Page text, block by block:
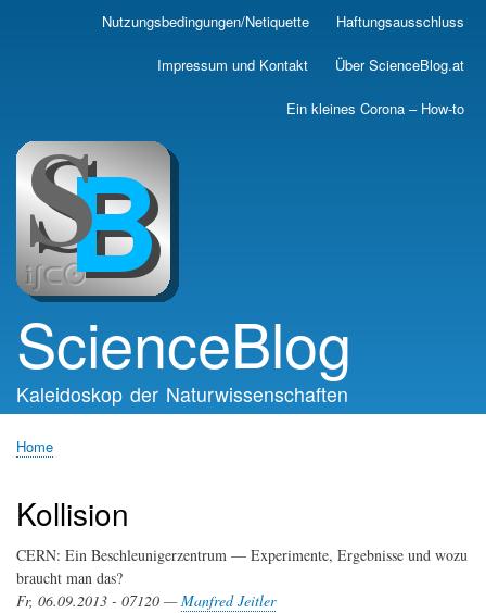
Skip
main
Nutzungsbedingungen/Netiquette Haftungsausschluss
Impressum und Kontakt Über ScienceBlog.at
Ein kleines Corona – How-to
ScienceBlog
Kaleidoskop der Naturwissenschaften
Home
Kollision
CERN: Ein Beschleunigerzentrum — Experimente, Ergebnisse und wozu
braucht man das?
Fr, 06.09.2013 - 07120 —Manfred Jeitler